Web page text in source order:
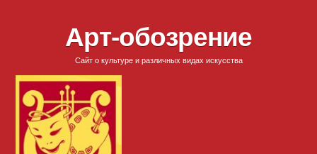
Арт-обозрение
Сайт о культуре и различных видах искусства